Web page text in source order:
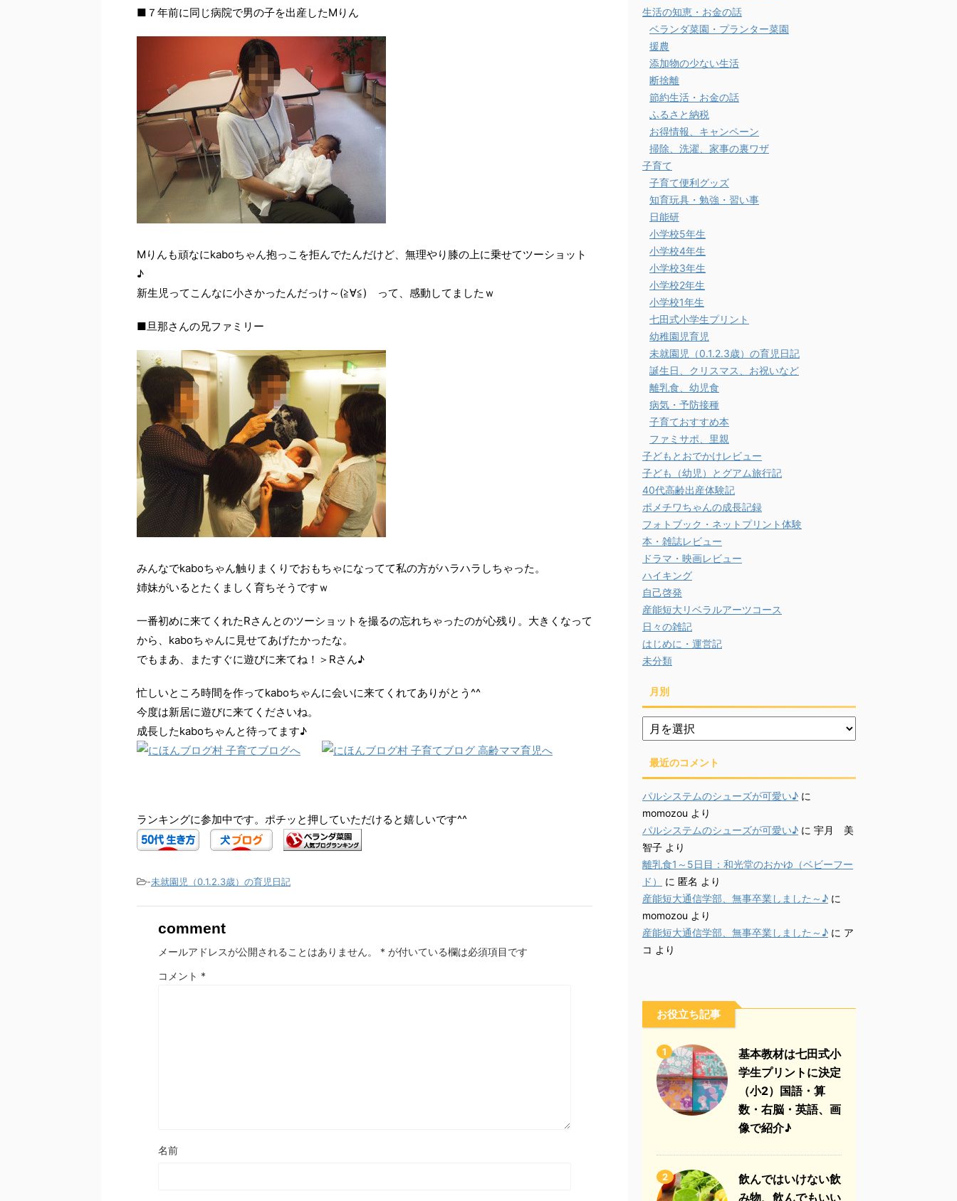
■７年前に同じ病院で男の子を出産したMりん
Mりんも頑なにkaboちゃん抱っこを拒んでたんだけど、無理やり膝の上に乗せてツーショット
♪
新生児ってこんなに小さかったんだっけ～(≧∀≦) って、感動してましたｗ
■旦那さんの兄ファミリー
みんなでkaboちゃん触りまくりでおもちゃになってて私の方がハラハラしちゃった。
姉妹がいるとたくましく育ちそうですｗ
一番初めに来てくれたRさんとのツーショットを撮るの忘れちゃったのが心残り。大きくなって
から、kaboちゃんに見せてあげたかったな。
でもまあ、またすぐに遊びに来てね！＞Rさん♪
忙しいところ時間を作ってkaboちゃんに会いに来てくれてありがとう^^
今度は新居に遊びに来てくださいね。
成長したkaboちゃんと待ってます♪
ランキングに参加中です。ポチッと押していただけると嬉しいです^^
-未就園児（0.1.2.3歳）の育児日記
comment
メールアドレスが公開されることはありません。 * が付いている欄は必須項目です
コメント *
名前
生活の知恵・お金の話
ベランダ菜園・プランター菜園
援農
添加物の少ない生活
断捨離
節約生活・お金の話
ふるさと納税
お得情報、キャンペーン
掃除、洗濯、家事の裏ワザ
子育て
子育て便利グッズ
知育玩具・勉強・習い事
日能研
小学校5年生
小学校4年生
小学校3年生
小学校2年生
小学校1年生
七田式小学生プリント
幼稚園児育児
未就園児（0.1.2.3歳）の育児日記
誕生日、クリスマス、お祝いなど
離乳食、幼児食
病気・予防接種
子育ておすすめ本
ファミサポ、里親
子どもとおでかけレビュー
子ども（幼児）とグアム旅行記
40代高齢出産体験記
ポメチワちゃんの成長記録
フォトブック・ネットプリント体験
本・雑誌レビュー
ドラマ・映画レビュー
ハイキング
自己啓発
産能短大リベラルアーツコース
日々の雑記
はじめに・運営記
未分類
月別
月
別
最近のコメント
パルシステムのシューズが可愛い♪ に
momozou より
パルシステムのシューズが可愛い♪ に 宇月 美
智子 より
離乳食1～5日目：和光堂のおかゆ（ベビーフー
ド）
に 匿名 より
産能短大通信学部、無事卒業しました～♪ に
momozou より
産能短大通信学部、無事卒業しました～♪ に ア
コ より
お役立ち記事
1
基本教材は七田式小
学生プリントに決定
（小2）国語・算
数・右脳・英語、画
像で紹介♪
2
飲んではいけない飲
み物、飲んでもいい